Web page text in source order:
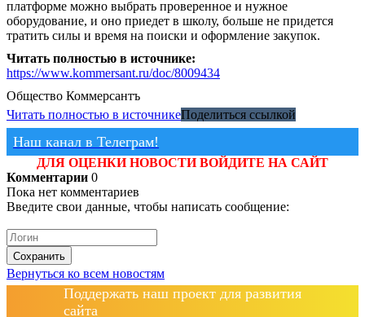
платформе можно выбрать проверенное и нужное
оборудование, и оно приедет в школу, больше не придется
тратить силы и время на поиски и оформление закупок.
Читать полностью в источнике:
https://www.kommersant.ru/doc/8009434
Общество Коммерсантъ
Читать полностью в источникеПоделиться ссылкой
Наш канал в Телеграм!
ДЛЯ ОЦЕНКИ НОВОСТИ ВОЙДИТЕ НА САЙТ
Комментарии 0
Пока нет комментариев
Введите свои данные, чтобы написать сообщение:
Сохранить
Вернуться ко всем новостям
Поддержать наш проект для развития
сайта